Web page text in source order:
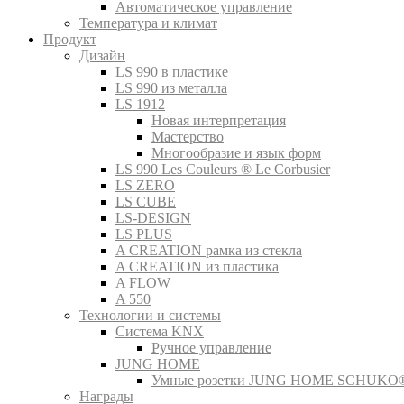
Автоматическое управление
Температура и климат
Продукт
Дизайн
LS 990 в пластике
LS 990 из металла
LS 1912
Новая интерпретация
Мастерство
Многообразие и язык форм
LS 990 Les Couleurs ® Le Corbusier
LS ZERO
LS CUBE
LS-DESIGN
LS PLUS
A CREATION рамка из стекла
A CREATION из пластика
A FLOW
A 550
Технологии и системы
Система KNX
Ручное управление
JUNG HOME
Умные розетки JUNG HOME
Награды